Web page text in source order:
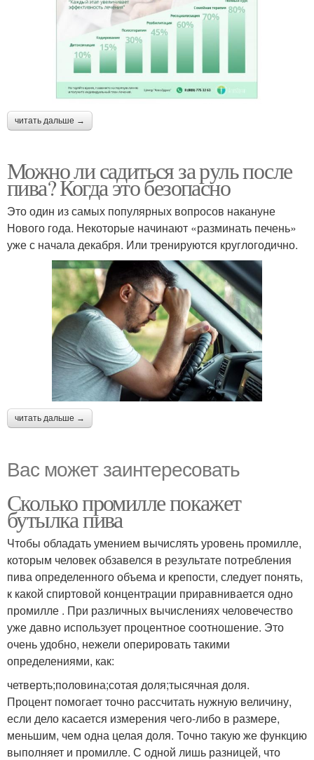
читать дальше →
Можно ли садиться за руль после
пива? Когда это безопасно
Это один из самых популярных вопросов накануне
Нового года. Некоторые начинают «разминать печень»
уже с начала декабря. Или тренируются круглогодично.
читать дальше →
Вас может заинтересовать
Сколько промилле покажет
бутылка пива
Чтобы обладать умением вычислять уровень промилле,
которым человек обзавелся в результате потребления
пива определенного объема и крепости, следует понять,
к какой спиртовой концентрации приравнивается одно
промилле . При различных вычислениях человечество
уже давно использует процентное соотношение. Это
очень удобно, нежели оперировать такими
определениями, как:
четверть;половина;сотая доля;тысячная доля.
Процент помогает точно рассчитать нужную величину,
если дело касается измерения чего-либо в размере,
меньшим, чем одна целая доля. Точно такую же функцию
выполняет и промилле. С одной лишь разницей, что